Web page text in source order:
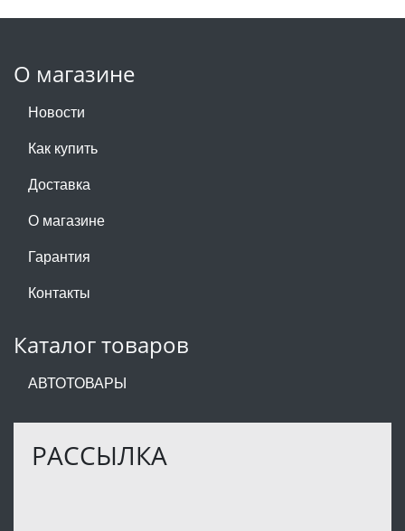
О магазине
Новости
Как купить
Доставка
О магазине
Гарантия
Контакты
Каталог товаров
АВТОТОВАРЫ
РАССЫЛКА